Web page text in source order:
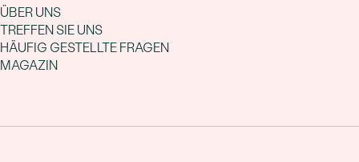
ÜBER UNS
TREFFEN SIE UNS
HÄUFIG GESTELLTE FRAGEN
MAGAZIN